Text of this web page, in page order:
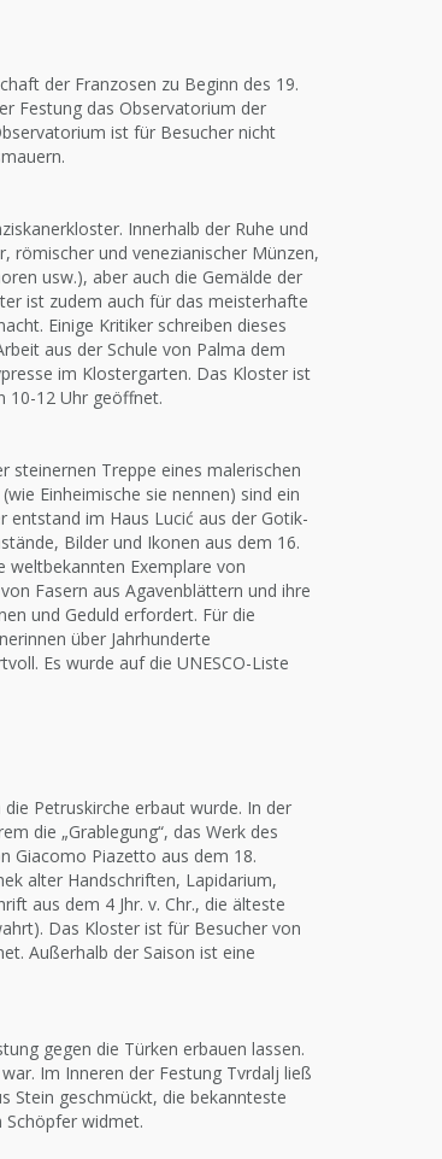
der Franzosen zu Beginn des 19.
Festung das Observatorium der
ist für Besucher nicht
Innerhalb der Ruhe und
römischer und venezianischer Münzen,
usw.), aber auch die Gemälde der
ist zudem auch für das meisterhafte
Einige Kritiker schreiben dieses
aus der Schule von Palma dem
im Klostergarten. Das Kloster ist
10-12 Uhr geöffnet.
steinernen Treppe eines malerischen
Einheimische sie nennen) sind ein
entstand im Haus Lucić aus der Gotik-
Bilder und Ikonen aus dem 16.
weltbekannten Exemplare von
Fasern aus Agavenblättern und ihre
und Geduld erfordert. Für die
über Jahrhunderte
Es wurde auf die UNESCO-Liste
Petruskirche erbaut wurde. In der
die „Grablegung“, das Werk des
Giacomo Piazetto aus dem 18.
alter Handschriften, Lapidarium,
aus dem 4 Jhr. v. Chr., die älteste
Das Kloster ist für Besucher von
Außerhalb der Saison ist eine
gegen die Türken erbauen lassen.
Im Inneren der Festung Tvrdalj ließ
Stein geschmückt, die bekannteste
widmet.